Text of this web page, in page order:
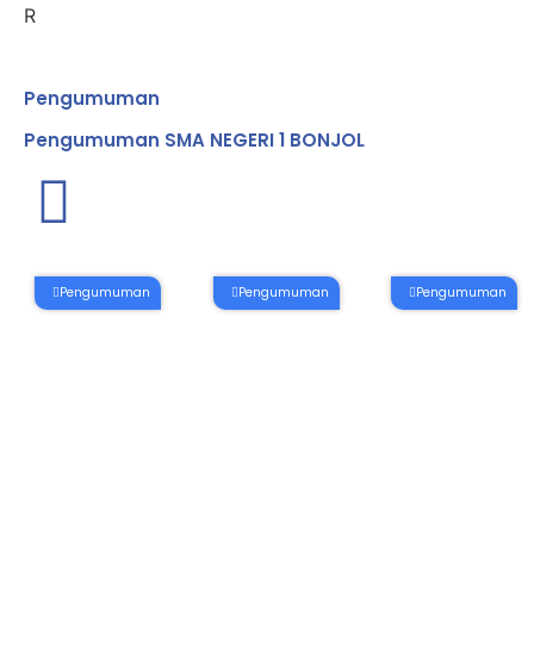
R
Pengumuman
Pengumuman SMA NEGERI 1 BONJOL
Pengumuman Pengumuman Pengumuman